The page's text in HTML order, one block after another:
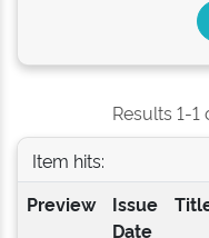
Results 1-
Item hits:
Preview
Issue
Date